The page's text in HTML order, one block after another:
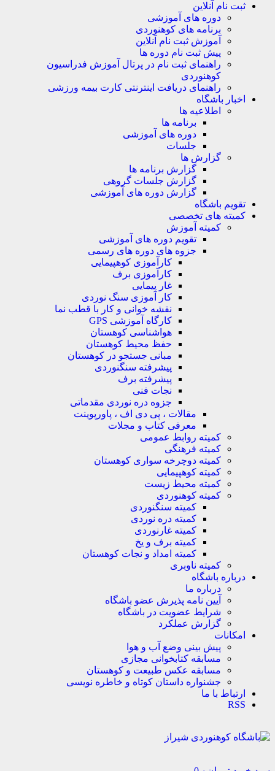
نام آنلاین
دوره های آموزشی
برنامه های کوهنوردی
آموزش ثبت نام آنلاین
پیش ثبت نام دوره ها
راهنمای ثبت نام در پرتال آموزش فدراسیون
کوهنوردی
راهنمای دریافت اینترنتی کارت بیمه ورزشی
باشگاه
اطلاعیه ها
برنامه ها
دوره های آموزشی
جلسات
گزارش ها
گزارش برنامه ها
گزارش جلسات گروهی
گزارش دوره های آموزشی
باشگاه
های تخصصی
کمیته آموزش
تقویم دوره های آموزشی
جزوه های دوره های رسمی
کارآموزی کوهپیمایی
کارآموزی برف
غار پیمایی
کار آموزی سنگ نوردی
نقشه خوانی و کار با قطب نما
کارگاه آموزشی GPS
هواشناسی کوهستان
حفظ محیط کوهستان
مبانی جستجو در کوهستان
پیشرفته سنگنوردی
پیشرفته برف
نجات فنی
جزوه دره نوردی مقدماتی
مقالات ، پی دی اف ، پاورپوینت
معرفی کتاب و مجلات
کمیته روابط عمومی
کمیته فرهنگی
کمیته دوچرخه سواری کوهستان
کمیته کوهپیمایی
کمیته محیط زیست
کمیته کوهنوردی
کمیته سنگنوردی
کمیته دره نوردی
کمیته غارنوردی
کمیته برف و یخ
کمیته امداد و نجات کوهستان
کمیته ناوبری
باشگاه
درباره ما
آیین نامه پذیرش عضو باشگاه
شرایط عضویت در باشگاه
گزارش عملکرد
پیش بینی وضع آب و هوا
مسابقه کتابخوانی مجازی
مسابقه عکس طبیعت و کوهستان
جشنواره داستان کوتاه و خاطره نویسی
با ما